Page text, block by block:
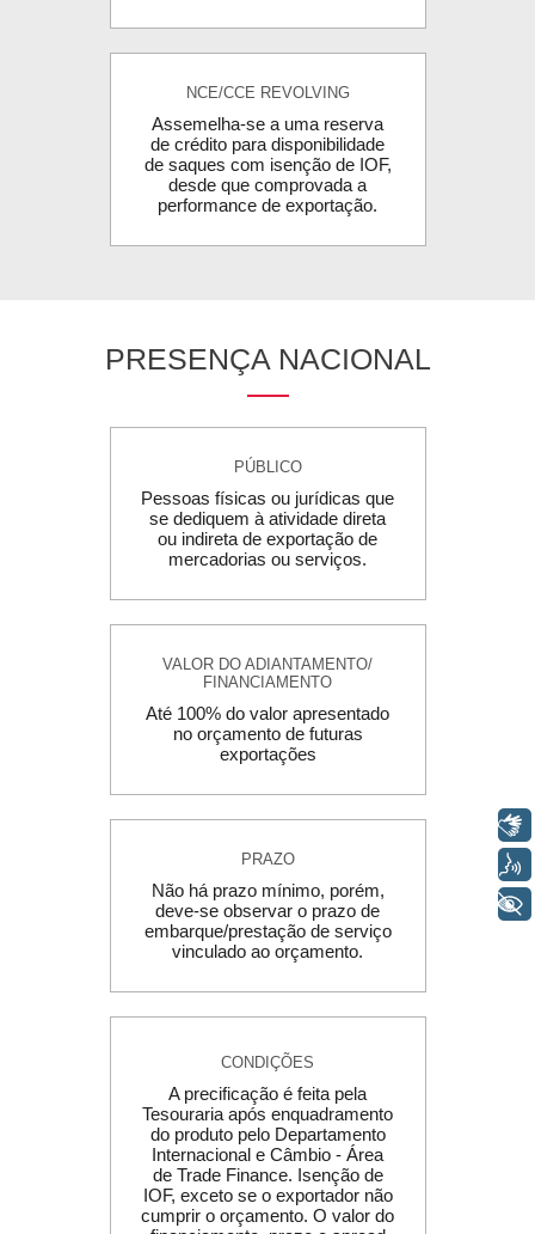
NCE/CCE REVOLVING
Assemelha-se a uma reserva
de crédito para disponibilidade
de saques com isenção de IOF,
desde que comprovada a
performance de exportação.
PRESENÇA NACIONAL
PÚBLICO
Pessoas físicas ou jurídicas que
se dediquem à atividade direta
ou indireta de exportação de
mercadorias ou serviços.
VALOR DO ADIANTAMENTO/
FINANCIAMENTO
Até 100% do valor apresentado
no orçamento de futuras
exportações
PRAZO
Não há prazo mínimo, porém,
deve-se observar o prazo de
embarque/prestação de serviço
vinculado ao orçamento.
CONDIÇÕES
A precificação é feita pela
Tesouraria após enquadramento
do produto pelo Departamento
Internacional e Câmbio - Área
de Trade Finance. Isenção de
IOF, exceto se o exportador não
cumprir o orçamento. O valor do
Libras
+ Acessibilidade